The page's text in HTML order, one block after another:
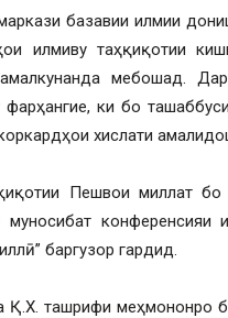
базавии илмии
илмиву таҳқиқотии
мебошад.
ки бо
хислати
Пешвои миллат
конференсияи
баргузор гардид.
Қ.Х. ташрифи меҳмононро